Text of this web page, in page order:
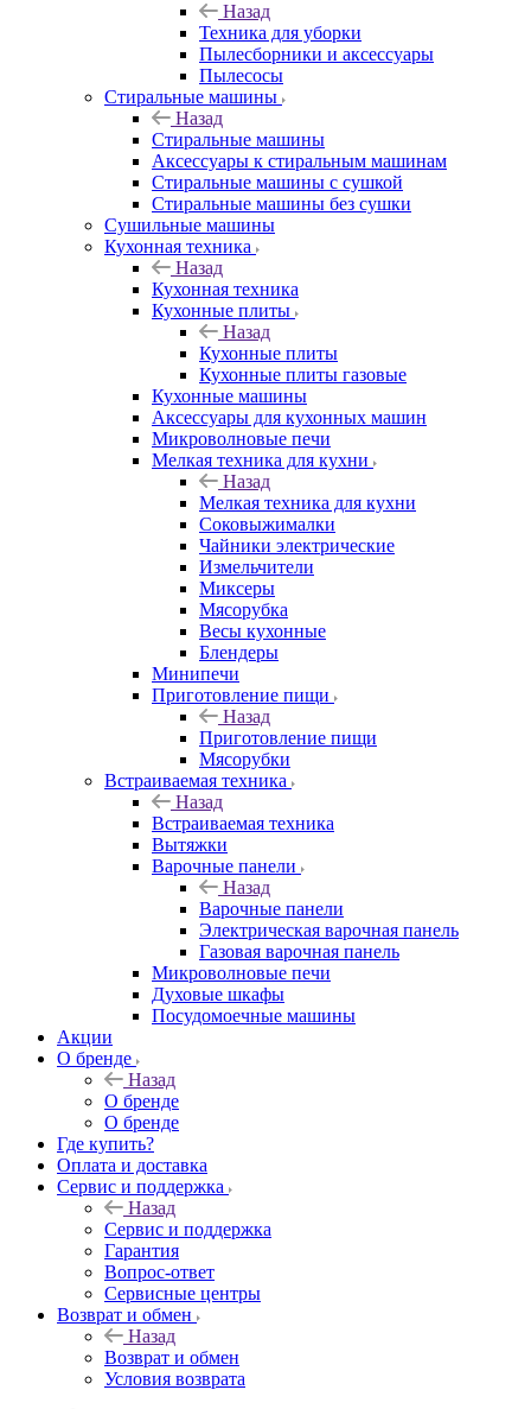
Назад
Техника для уборки
Пылесборники и аксессуары
Пылесосы
Стиральные машины
Назад
Стиральные машины
Аксессуары к стиральным машинам
Стиральные машины с сушкой
Стиральные машины без сушки
Сушильные машины
Кухонная техника
Назад
Кухонная техника
Кухонные плиты
Назад
Кухонные плиты
Кухонные плиты газовые
Кухонные машины
Аксессуары для кухонных машин
Микроволновые печи
Мелкая техника для кухни
Назад
Мелкая техника для кухни
Соковыжималки
Чайники электрические
Измельчители
Миксеры
Мясорубка
Весы кухонные
Блендеры
Минипечи
Приготовление пищи
Назад
Приготовление пищи
Мясорубки
Встраиваемая техника
Назад
Встраиваемая техника
Вытяжки
Варочные панели
Назад
Варочные панели
Электрическая варочная панель
Газовая варочная панель
Микроволновые печи
Духовые шкафы
Посудомоечные машины
Акции
О бренде
Назад
О бренде
О бренде
Где купить?
Оплата и доставка
Сервис и поддержка
Назад
Сервис и поддержка
Гарантия
Вопрос-ответ
Сервисные центры
Возврат и обмен
Назад
Возврат и обмен
Условия возврата